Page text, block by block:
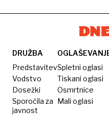
DRUŽBA
Predstavitev
Vodstvo
Dosežki
Sporočila za
javnost
Spletni oglasi
Tiskani oglasi
Osmrtnice
Mali oglasi